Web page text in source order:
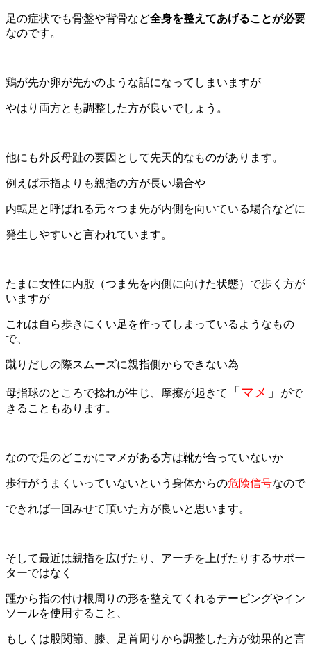
足の症状でも骨盤や背骨など全身を整えてあげることが必要
なのです。
鶏が先か卵が先かのような話になってしまいますが
やはり両方とも調整した方が良いでしょう。
他にも外反母趾の要因として先天的なものがあります。
例えば示指よりも親指の方が長い場合や
内転足と呼ばれる元々つま先が内側を向いている場合などに
発生しやすいと言われています。
たまに女性に内股（つま先を内側に向けた状態）で歩く方が
いますが
これは自ら歩きにくい足を作ってしまっているようなもの
で、
蹴りだしの際スムーズに親指側からできない為
母指球のところで捻れが生じ、摩擦が起きて 「マメ 」
がで
きることもあります。
なので足のどこかにマメがある方は靴が合っていないか
歩行がうまくいっていないという身体からの危険信号なので
できれば一回みせて頂いた方が良いと思います。
そして最近は親指を広げたり、アーチを上げたりするサポー
ターではなく
踵から指の付け根周りの形を整えてくれるテーピングやイン
ソールを使用すること、
もしくは股関節、膝、足首周りから調整した方が効果的と言